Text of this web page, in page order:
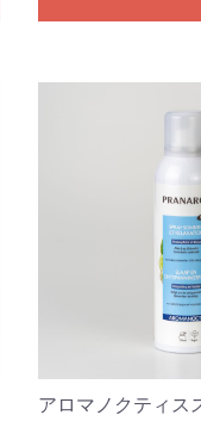
アロマノクティス